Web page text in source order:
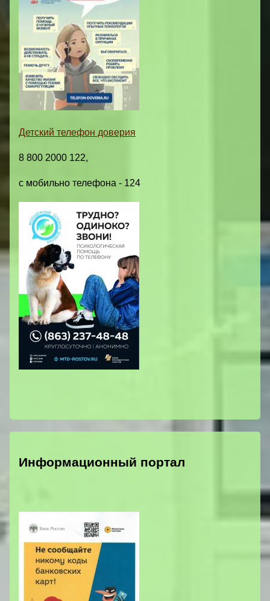
Детский телефон доверия
8 800 2000 122,
с мобильно телефона - 124
Информационный портал